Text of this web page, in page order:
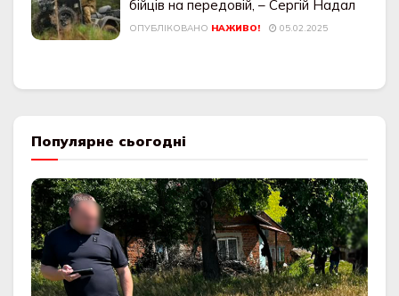
бійців на передовій, – Сергій Надал
ОПУБЛІКОВАНО НАЖИВО! 05.02.2025
Популярне сьогодні